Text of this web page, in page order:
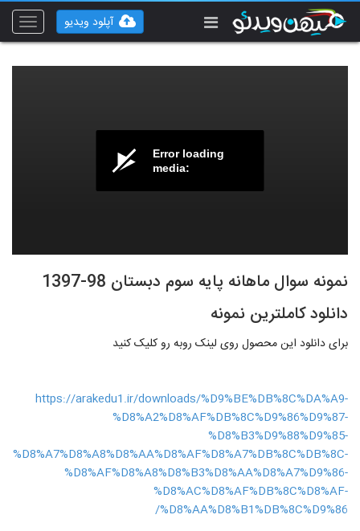
Toggle
آپلود ویدیو
Error loading
media:
نمونه سوال ماهانه پایه سوم دبستان 98-1397
دانلود کاملترین نمونه
برای دانلود این محصول روی لینک روبه رو کلیک کنید
https://arakedu1.ir/downloads/%D9%BE%DB%8C%DA%A9-
%D8%A2%D8%AF%DB%8C%D9%86%D9%87-
%D8%B3%D9%88%D9%85-
%D8%A7%D8%A8%D8%AA%D8%AF%D8%A7%DB%8C%DB%8C-
%D8%AF%D8%A8%D8%B3%D8%AA%D8%A7%D9%86-
%D8%AC%D8%AF%DB%8C%D8%AF-
%D8%AA%D8%B1%DB%8C%D9%86/